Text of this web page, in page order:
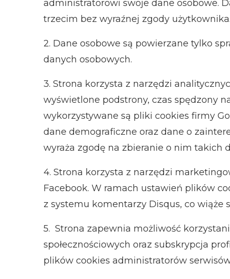
administratorowi swoje dane osobowe.
trzecim bez wyraźnej zgody użytkownika.
2. Dane osobowe są powierzane tylko
danych osobowych.
3. Strona korzysta z narzędzi
wyświetlone podstrony, czas spędzony
wykorzystywane są pliki cookies firmy
dane demograficzne oraz dane o
wyraża zgodę na zbieranie o nim takich
4. Strona korzysta z narzędzi
Facebook. W ramach ustawień plików
z systemu komentarzy Disqus, co
5. Strona zapewnia możliwość
społecznościowych oraz subskrypcja
plików cookies administratorów